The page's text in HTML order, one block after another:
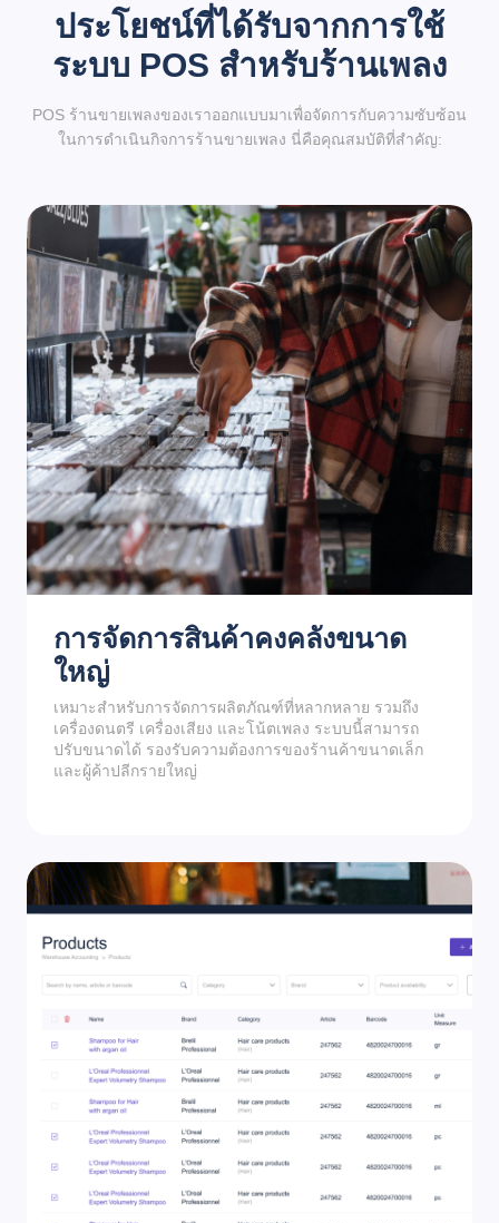
ประโยชน์ที่ได้รับจากการใช้
ระบบ POS สำหรับร้านเพลง
POS ร้านขายเพลงของเราออกแบบมาเพื่อจัดการกับความซับซ้อน
ในการดำเนินกิจการร้านขายเพลง นี่คือคุณสมบัติที่สำคัญ:
การจัดการสินค้าคงคลังขนาด
ใหญ่
เหมาะสำหรับการจัดการผลิตภัณฑ์ที่หลากหลาย รวมถึง
เครื่องดนตรี เครื่องเสียง และโน้ตเพลง ระบบนี้สามารถ
ปรับขนาดได้ รองรับความต้องการของร้านค้าขนาดเล็ก
และผู้ค้าปลีกรายใหญ่